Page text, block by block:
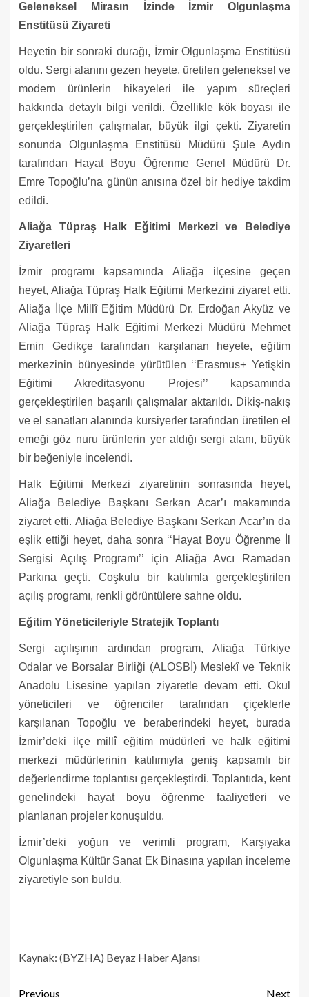
Geleneksel Mirasın İzinde İzmir Olgunlaşma
Enstitüsü Ziyareti
Heyetin bir sonraki durağı, İzmir Olgunlaşma Enstitüsü
oldu. Sergi alanını gezen heyete, üretilen geleneksel ve
modern ürünlerin hikayeleri ile yapım süreçleri
hakkında detaylı bilgi verildi. Özellikle kök boyası ile
gerçekleştirilen çalışmalar, büyük ilgi çekti. Ziyaretin
sonunda Olgunlaşma Enstitüsü Müdürü Şule Aydın
tarafından Hayat Boyu Öğrenme Genel Müdürü Dr.
Emre Topoğlu’na günün anısına özel bir hediye takdim
edildi.
Aliağa Tüpraş Halk Eğitimi Merkezi ve Belediye
Ziyaretleri
İzmir programı kapsamında Aliağa ilçesine geçen
heyet, Aliağa Tüpraş Halk Eğitimi Merkezini ziyaret etti.
Aliağa İlçe Millî Eğitim Müdürü Dr. Erdoğan Akyüz ve
Aliağa Tüpraş Halk Eğitimi Merkezi Müdürü Mehmet
Emin Gedikçe tarafından karşılanan heyete, eğitim
merkezinin bünyesinde yürütülen ‘‘Erasmus+ Yetişkin
Eğitimi Akreditasyonu Projesi’’ kapsamında
gerçekleştirilen başarılı çalışmalar aktarıldı. Dikiş-nakış
ve el sanatları alanında kursiyerler tarafından üretilen el
emeği göz nuru ürünlerin yer aldığı sergi alanı, büyük
bir beğeniyle incelendi.
Halk Eğitimi Merkezi ziyaretinin sonrasında heyet,
Aliağa Belediye Başkanı Serkan Acar’ı makamında
ziyaret etti. Aliağa Belediye Başkanı Serkan Acar’ın da
eşlik ettiği heyet, daha sonra ‘‘Hayat Boyu Öğrenme İl
Sergisi Açılış Programı’’ için Aliağa Avcı Ramadan
Parkına geçti. Coşkulu bir katılımla gerçekleştirilen
açılış programı, renkli görüntülere sahne oldu.
Eğitim Yöneticileriyle Stratejik Toplantı
Sergi açılışının ardından program, Aliağa Türkiye
Odalar ve Borsalar Birliği (ALOSBİ) Meslekî ve Teknik
Anadolu Lisesine yapılan ziyaretle devam etti. Okul
yöneticileri ve öğrenciler tarafından çiçeklerle
karşılanan Topoğlu ve beraberindeki heyet, burada
İzmir’deki ilçe millî eğitim müdürleri ve halk eğitimi
merkezi müdürlerinin katılımıyla geniş kapsamlı bir
değerlendirme toplantısı gerçekleştirdi. Toplantıda, kent
genelindeki hayat boyu öğrenme faaliyetleri ve
planlanan projeler konuşuldu.
İzmir’deki yoğun ve verimli program, Karşıyaka
Olgunlaşma Kültür Sanat Ek Binasına yapılan inceleme
ziyaretiyle son buldu.
Kaynak: (BYZHA) Beyaz Haber Ajansı
Previous Next